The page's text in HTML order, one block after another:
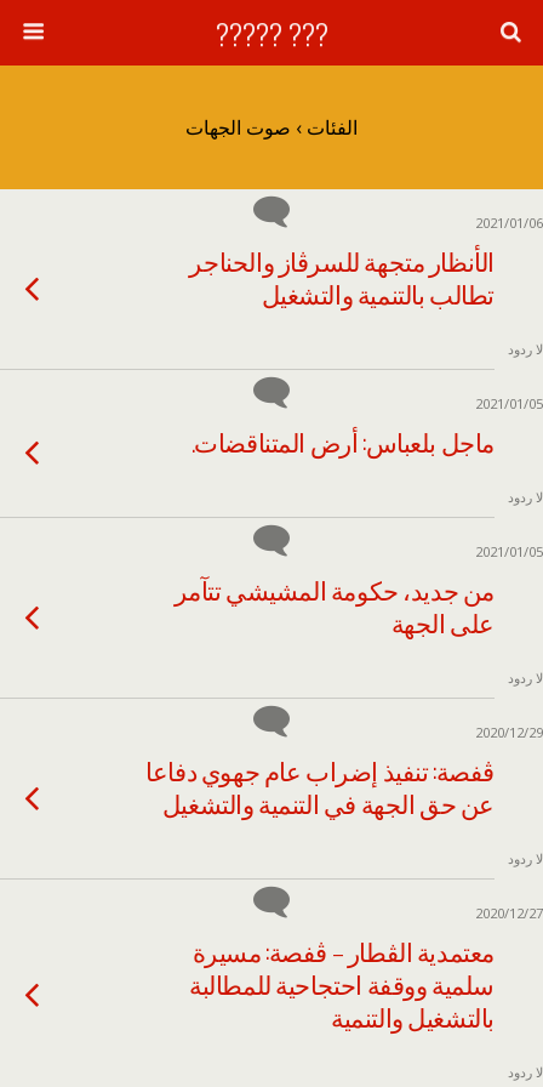
??? ?????
الفئات › صوت الجهات
2021/01/06
الأنظار متجهة للسرڨاز والحناجر
تطالب بالتنمية والتشغيل
لا ردود
2021/01/05
ماجل بلعباس: أرض المتناقضات.
لا ردود
2021/01/05
من جديد، حكومة المشيشي تتآمر
على الجهة
لا ردود
2020/12/29
ڨفصة: تنفيذ إضراب عام جهوي دفاعا
عن حق الجهة في التنمية والتشغيل
لا ردود
2020/12/27
معتمدية الڨطار – ڨفصة: مسيرة
سلمية ووقفة احتجاحية للمطالبة
بالتشغيل والتنمية
لا ردود